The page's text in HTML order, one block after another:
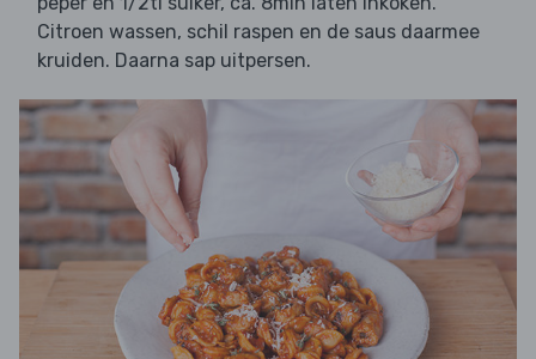
Citroen wassen, schil raspen en de saus daarmee
kruiden. Daarna sap uitpersen.